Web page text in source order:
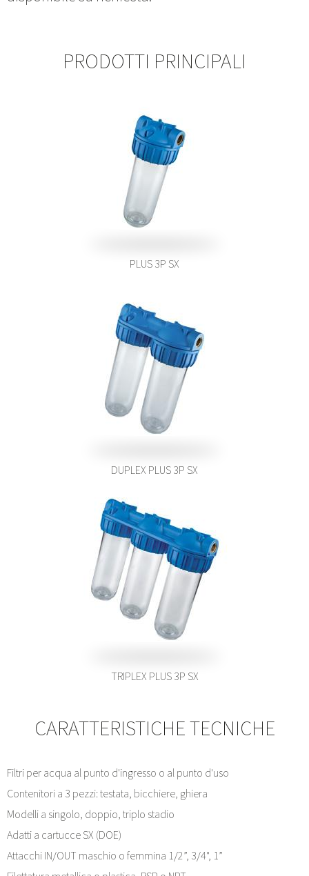
PRODOTTI PRINCIPALI
PLUS 3P SX
DUPLEX PLUS 3P SX
TRIPLEX PLUS 3P SX
CARATTERISTICHE TECNICHE
Filtri per acqua al punto d'ingresso o al punto d'uso
Contenitori a 3 pezzi: testata, bicchiere, ghiera
Modelli a singolo, doppio, triplo stadio
Adatti a cartucce SX (DOE)
Attacchi IN/OUT maschio o femmina 1/2”, 3/4", 1”